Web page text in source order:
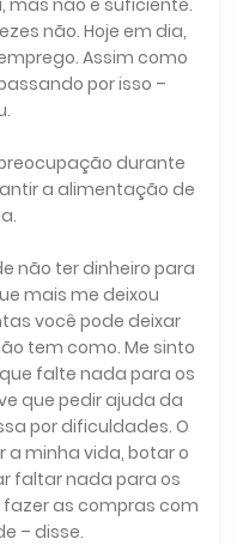
não. Hoje em dia,
Assim como
por isso –
durante
a alimentação de
não ter dinheiro para
mais me deixou
você pode deixar
tem como. Me sinto
falte nada para os
que pedir ajuda da
por dificuldades. O
a minha vida, botar o
faltar nada para os
fazer as compras com
– disse.